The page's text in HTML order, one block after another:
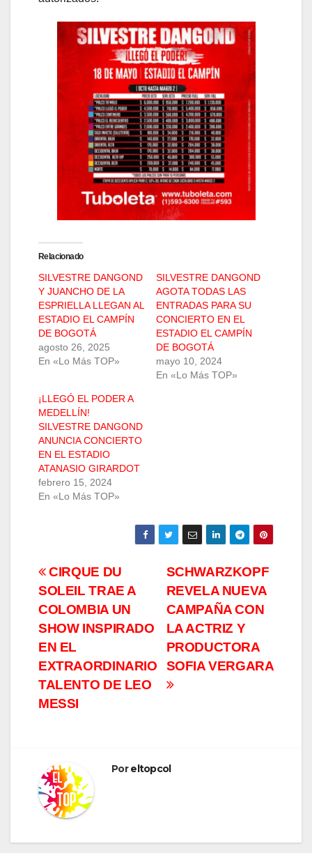
Relacionado
SILVESTRE DANGOND
Y JUANCHO DE LA
ESPRIELLA LLEGAN AL
ESTADIO EL CAMPÍN
DE BOGOTÁ
agosto 26, 2025
En «Lo Más TOP»
SILVESTRE DANGOND
AGOTA TODAS LAS
ENTRADAS PARA SU
CONCIERTO EN EL
ESTADIO EL CAMPÍN
DE BOGOTÁ
mayo 10, 2024
En «Lo Más TOP»
¡LLEGÓ EL PODER A
MEDELLÍN!
SILVESTRE DANGOND
ANUNCIA CONCIERTO
EN EL ESTADIO
ATANASIO GIRARDOT
febrero 15, 2024
En «Lo Más TOP»
Navegación
de
entradas
SCHWARZKOPF
REVELA NUEVA
CAMPAÑA CON
LA ACTRIZ Y
PRODUCTORA
SOFIA VERGARA
CIRQUE DU
SOLEIL TRAE A
COLOMBIA UN
SHOW INSPIRADO
EN EL
EXTRAORDINARIO
TALENTO DE LEO
MESSI
Poreltopcol